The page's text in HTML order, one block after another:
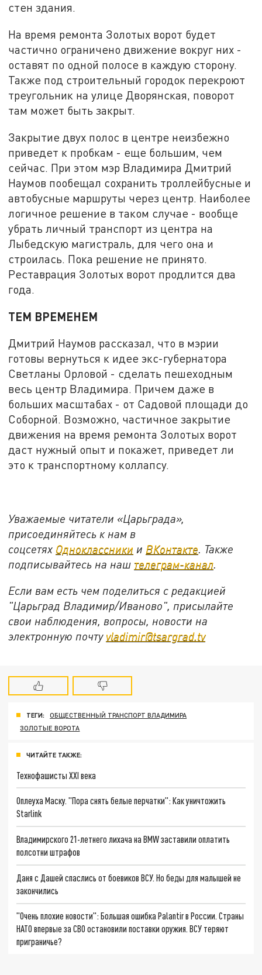
стен здания.
На время ремонта Золотых ворот будет
частично ограничено движение вокруг них -
оставят по одной полосе в каждую сторону.
Также под строительный городок перекроют
треугольник на улице Дворянская, поворот
там может быть закрыт.
Закрытие двух полос в центре неизбежно
приведет к пробкам - еще большим, чем
сейчас. При этом мэр Владимира Дмитрий
Наумов пообещал сохранить троллейбусные и
автобусные маршруты через центр. Наиболее
логичное решение в таком случае - вообще
убрать личный транспорт из центра на
Лыбедскую магистраль, для чего она и
строилась. Пока решение не принято.
Реставрация Золотых ворот продлится два
года.
ТЕМ ВРЕМЕНЕМ
Дмитрий Наумов рассказал, что в мэрии
готовы вернуться к идее экс-губернатора
Светланы Орловой - сделать пешеходным
весь центр Владимира. Причем даже в
больших масштабах - от Садовой площади до
Соборной. Возможно, частичное закрытие
движения на время ремонта Золотых ворот
даст нужный опыт и покажет, приведет ли
это к транспортному коллапсу.
Уважаемые читатели «Царьграда»,
присоединяйтесь к нам в
соцсетях Одноклассники и ВКонтакте . Также
подписывайтесь на наш телеграм-канал
Если вам есть чем поделиться с редакцией
"Царьград Владимир/Иваново", присылайте
свои наблюдения, вопросы, новости на
электронную почту vladimir@tsargrad.tv
ТЕГИ:
ОБЩЕСТВЕННЫЙ ТРАНСПОРТ ВЛАДИМИРА
ЗОЛОТЫЕ ВОРОТА
ЧИТАЙТЕ ТАКЖЕ:
Технофашисты XXI века
Оплеуха Маску. "Пора снять белые перчатки": Как уничтожить
Starlink
Владимирского 21-летнего лихача на BMW заставили оплатить
полсотни штрафов
Даня с Дашей спаслись от боевиков ВСУ. Но беды для малышей не
закончились
"Очень плохие новости": Большая ошибка Palantir в России. Страны
НАТО впервые за СВО остановили поставки оружия. ВСУ теряют
приграничье?